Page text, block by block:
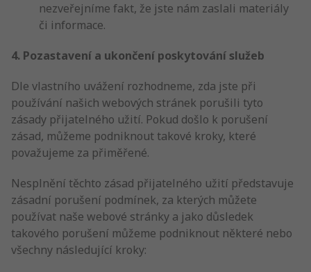
nezveřejníme fakt, že jste nám zaslali materiály
či informace.
4. Pozastavení a ukončení poskytování služeb
Dle vlastního uvážení rozhodneme, zda jste při
používání našich webových stránek porušili tyto
zásady přijatelného užití. Pokud došlo k porušení
zásad, můžeme podniknout takové kroky, které
považujeme za přiměřené.
Nesplnění těchto zásad přijatelného užití představuje
zásadní porušení podmínek, za kterých můžete
používat naše webové stránky a jako důsledek
takového porušení můžeme podniknout některé nebo
všechny následující kroky: